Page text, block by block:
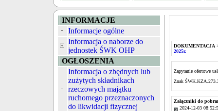
INFORMACJE
Informacje ogólne
Informacja o naborze do
jednostek ŚWK OHP
OGŁOSZENIA
Informacja o zbędnych lub
zużytych składnikach
rzeczowych majątku
ruchomego przeznaczonych
do likwidacji fizycznej
DOKUMENTACJA
2025r.
Zapytanie ofertowe
Znak
Załączniki do
2024-12-03